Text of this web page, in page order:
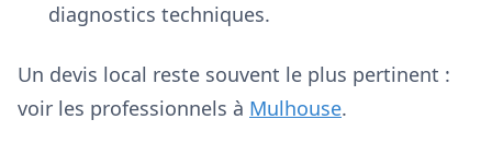
diagnostics techniques.
Un devis local reste souvent le plus pertinent :
voir les professionnels à Mulhouse.